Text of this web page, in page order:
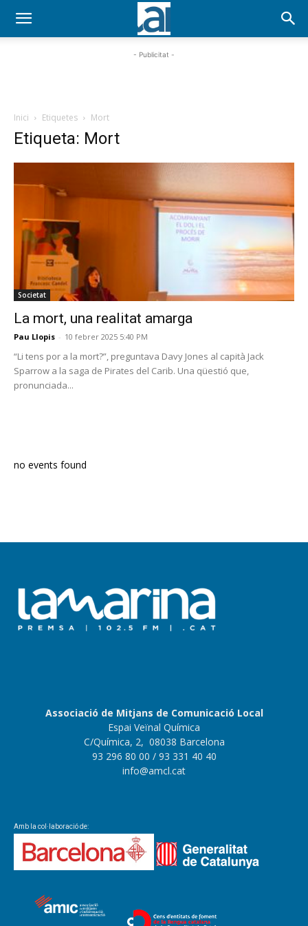
- Publicitat -
Inici Etiquetes Mort
Etiqueta: Mort
Societat
La mort, una realitat amarga
Pau Llopis - 10 febrer 2025 5:40 PM
“Li tens por a la mort?”, preguntava Davy Jones al capità Jack
Sparrow a la saga de Pirates del Carib. Una qüestió que,
pronunciada...
no events found
Associació de Mitjans de Comunicació Local
Espai Veïnal Química
C/Química, 2, 08038 Barcelona
93 296 80 00 / 93 331 40 40
info@amcl.cat
Amb la col·laboració de: